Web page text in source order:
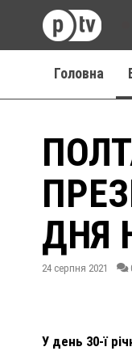
Головна
ДНЯ
24 серпня 2021
У день 30-ї